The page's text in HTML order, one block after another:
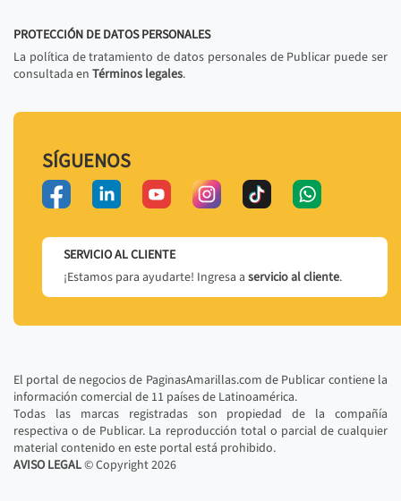
PROTECCIÓN DE DATOS PERSONALES
La política de tratamiento de datos personales de Publicar puede ser
consultada en Términos legales.
SÍGUENOS
SERVICIO AL CLIENTE
¡Estamos para ayudarte! Ingresa a servicio al cliente.
El portal de negocios de PaginasAmarillas.com de Publicar contiene la
información comercial de 11 países de Latinoamérica.
Todas las marcas registradas son propiedad de la compañía
respectiva o de Publicar. La reproducción total o parcial de cualquier
material contenido en este portal está prohibido.
AVISO LEGAL© Copyright2026